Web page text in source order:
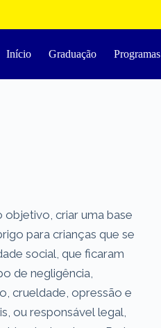
Início Graduação Programas
criar uma base
para crianças que se
social, que ficaram
de negligência,
crueldade, opressão e
ou responsável legal,